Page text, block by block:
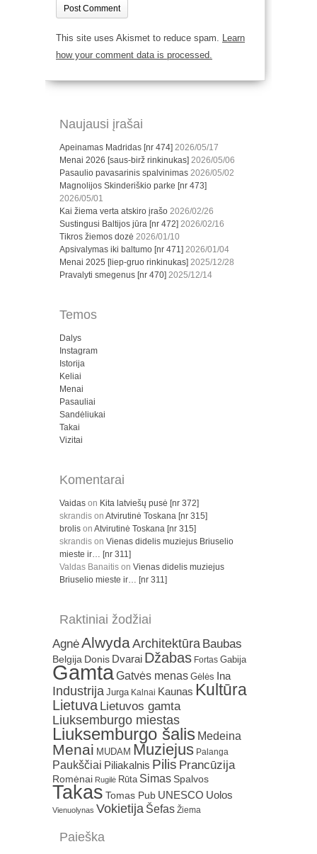
This site uses Akismet to reduce spam. Learn
how your comment data is processed.
Naujausi įrašai
Apeinamas Madridas [nr 474] 2026/05/17
Menai 2026 [saus-birž rinkinukas] 2026/05/06
Pasaulio pavasarinis spalvinimas 2026/05/02
Magnolijos Skinderiškio parke [nr 473]
2026/05/01
Kai žiema verta atskiro įrašo 2026/02/26
Sustingusi Baltijos jūra [nr 472] 2026/02/16
Tikros žiemos dozė 2026/01/10
Apsivalymas iki baltumo [nr 471] 2026/01/04
Menai 2025 [liep-gruo rinkinukas] 2025/12/28
Pravalyti smegenus [nr 470] 2025/12/14
Temos
Dalys
Instagram
Istorija
Keliai
Menai
Pasauliai
Sandėliukai
Takai
Vizitai
Komentarai
Vaidas on Kita latviešų pusė [nr 372]
skrandis on Atvirutinė Toskana [nr 315]
brolis on Atvirutinė Toskana [nr 315]
skrandis on Vienas didelis muziejus Briuselio
mieste ir… [nr 311]
Valdas Banaitis on Vienas didelis muziejus
Briuselio mieste ir… [nr 311]
Raktiniai žodžiai
Agnė Alwyda Architektūra Baubas
Belgija Donis Dvarai Džabas Fortas Gabija
Gamta Gatvės menas Gėlės Ina
Industrija Jurga Kalnai Kaunas Kultūra
Lietuva Lietuvos gamta
Liuksemburgo miestas
Liuksemburgo šalis Medeina
Menai MUDAM Muziejus Palanga
Paukščiai Piliakalnis Pilis Prancūzija
Romėnai Rugilė Rūta Simas Spalvos
Takas Tomas Pub UNESCO Uolos
Vienuolynas Vokietija Šefas Žiema
Paieška